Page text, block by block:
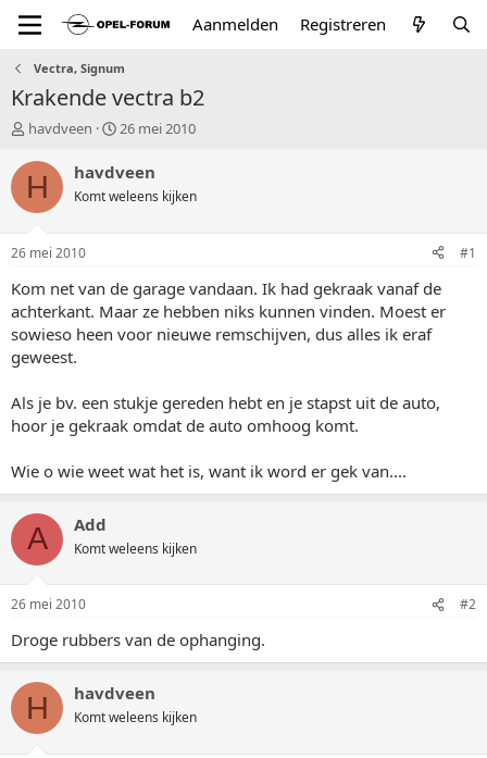
Aanmelden Registreren
Vectra, Signum
Krakende vectra b2
T
p
a
r
t
e
r
havdveen
S
a
t
u
26 mei 2010
H havdveen
Komt weleens kijken
26 mei 2010 #1
Kom net van de garage vandaan. Ik had gekraak vanaf de
achterkant. Maar ze hebben niks kunnen vinden. Moest er
sowieso heen voor nieuwe remschijven, dus alles ik eraf
geweest.
Als je bv. een stukje gereden hebt en je stapst uit de auto,
hoor je gekraak omdat de auto omhoog komt.
Wie o wie weet wat het is, want ik word er gek van....
A Add
Komt weleens kijken
26 mei 2010 #2
Droge rubbers van de ophanging.
H havdveen
Komt weleens kijken